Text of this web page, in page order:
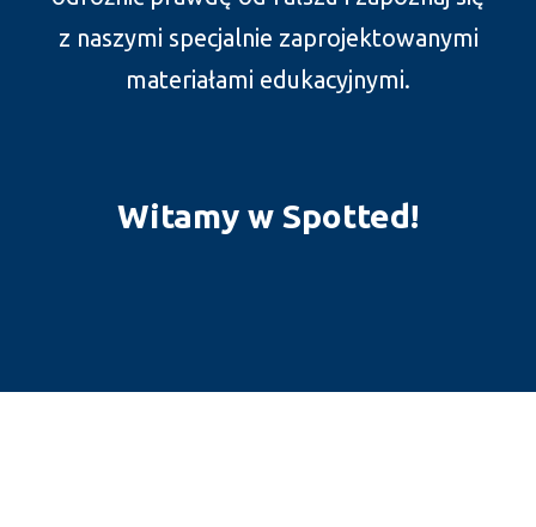
z naszymi specjalnie zaprojektowanymi
materiałami edukacyjnymi.
Witamy w Spotted!